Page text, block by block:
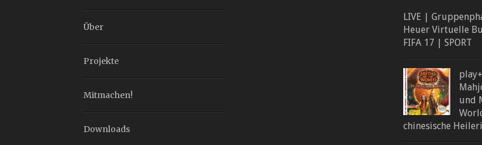
Über
Projekte
Mitmachen!
Downloads
LIVE |
Heuer Virtuelle
FIFA 17 | SPORT
und
chinesische